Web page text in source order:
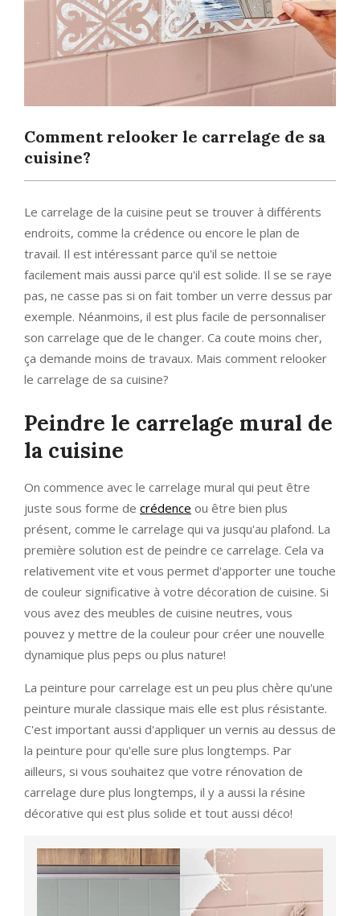
Comment relooker le carrelage de sa
cuisine?
Le carrelage de la cuisine peut se trouver à différents
endroits, comme la crédence ou encore le plan de
travail. Il est intéressant parce qu'il se nettoie
facilement mais aussi parce qu'il est solide. Il se se raye
pas, ne casse pas si on fait tomber un verre dessus par
exemple. Néanmoins, il est plus facile de personnaliser
son carrelage que de le changer. Ca coute moins cher,
ça demande moins de travaux. Mais comment relooker
le carrelage de sa cuisine?
Peindre le carrelage mural de
la cuisine
On commence avec le carrelage mural qui peut être
juste sous forme de crédence ou être bien plus
présent, comme le carrelage qui va jusqu'au plafond. La
première solution est de peindre ce carrelage. Cela va
relativement vite et vous permet d'apporter une touche
de couleur significative à votre décoration de cuisine. Si
vous avez des meubles de cuisine neutres, vous
pouvez y mettre de la couleur pour créer une nouvelle
dynamique plus peps ou plus nature!
La peinture pour carrelage est un peu plus chère qu'une
peinture murale classique mais elle est plus résistante.
C'est important aussi d'appliquer un vernis au dessus de
la peinture pour qu'elle sure plus longtemps. Par
ailleurs, si vous souhaitez que votre rénovation de
carrelage dure plus longtemps, il y a aussi la résine
décorative qui est plus solide et tout aussi déco!